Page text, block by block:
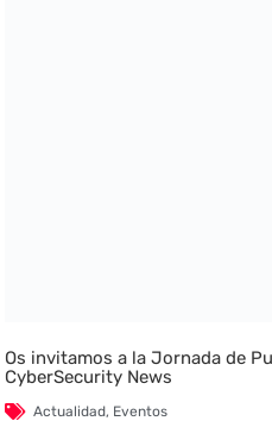
Os invitamos a la Jornada de
CyberSecurity News
Actualidad, Eventos